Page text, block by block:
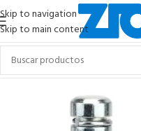
Skip to navigation
Skip to main content